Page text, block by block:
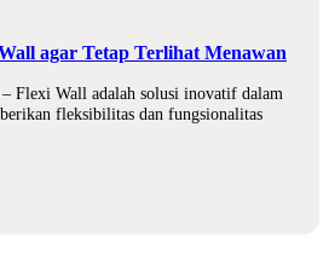
agar Tetap Terlihat Menawan
Flexi Wall adalah solusi inovatif dalam
fleksibilitas dan fungsionalitas